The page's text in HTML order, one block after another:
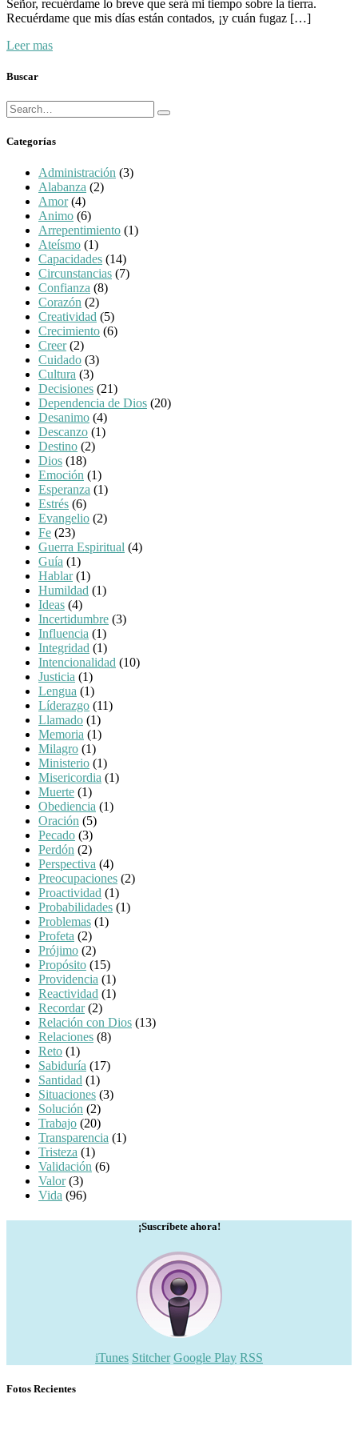
Señor, recuérdame lo breve que será mi tiempo sobre la tierra.
Recuérdame que mis días están contados, ¡y cuán fugaz […]
Leer mas
Buscar
Búsqueda
para:
Buscar
Categorías
Administración (3)
Alabanza (2)
Amor(4)
Animo (6)
Arrepentimiento (1)
Ateísmo (1)
Capacidades (14)
Circunstancias (7)
Confianza (8)
Corazón (2)
Creatividad (5)
Crecimiento (6)
Creer(2)
Cuidado (3)
Cultura (3)
Decisiones (21)
Dependencia de Dios (20)
Desanimo (4)
Descanzo (1)
Destino (2)
Dios (18)
Emoción (1)
Esperanza (1)
Estrés (6)
Evangelio (2)
Fe (23)
Guerra Espiritual (4)
Guía (1)
Hablar(1)
Humildad (1)
Ideas (4)
Incertidumbre (3)
Influencia (1)
Integridad (1)
Intencionalidad (10)
Justicia (1)
Lengua (1)
Líderazgo (11)
Llamado (1)
Memoria (1)
Milagro (1)
Ministerio (1)
Misericordia (1)
Muerte (1)
Obediencia (1)
Oración (5)
Pecado (3)
Perdón (2)
Perspectiva (4)
Preocupaciones (2)
Proactividad (1)
Probabilidades (1)
Problemas (1)
Profeta (2)
Prójimo (2)
Propósito (15)
Providencia (1)
Reactividad (1)
Recordar(2)
Relación con Dios (13)
Relaciones (8)
Reto (1)
Sabiduría (17)
Santidad (1)
Situaciones (3)
Solución (2)
Trabajo (20)
Transparencia (1)
Tristeza (1)
Validación (6)
Valor(3)
Vida (96)
¡Suscríbete ahora!
iTunes Stitcher Google Play RSS
Fotos Recientes